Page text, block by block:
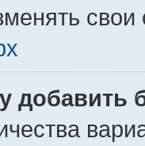
свои
добавить